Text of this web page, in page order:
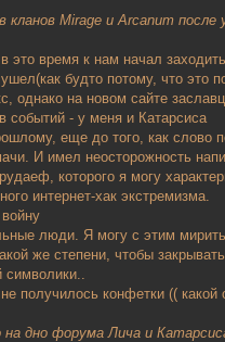
Mirage и Arcanum после
это время к нам начал
будто потому, что это
однако на новом сайте
событий - у меня и Катарсиса
еще до того, как слово
И имел неосторожность
которого я могу
интернет-хак экстремизма.
люди. Я могу с этим
же степени, чтобы закрывать
получилось конфетки (( какой
дно форума Лича и